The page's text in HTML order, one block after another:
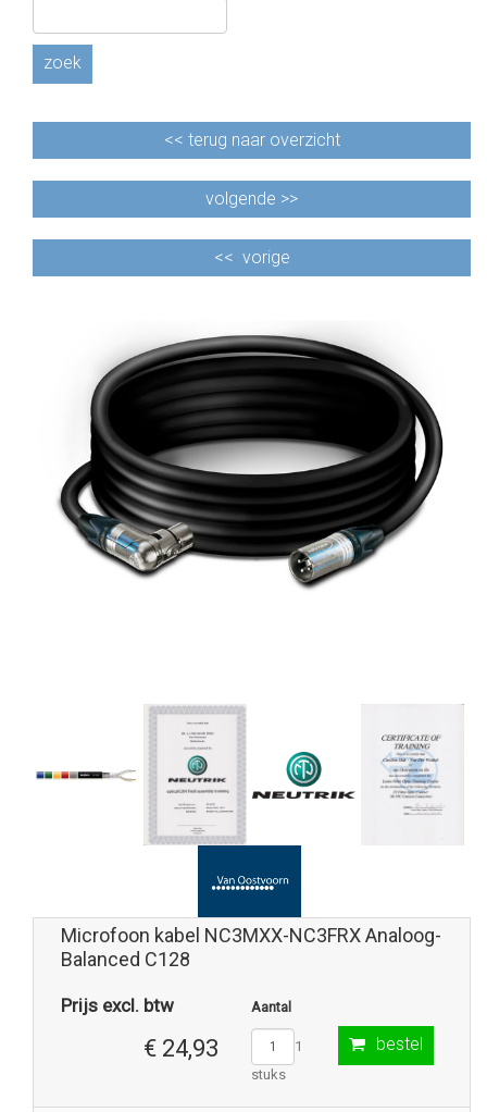
zoek
<< terug naar overzicht
volgende >>
<< vorige
Microfoon kabel NC3MXX-NC3FRX Analoog-
Balanced C128
Prijs excl. btw
€ 24,93
Aantal
1
stuks
bestel